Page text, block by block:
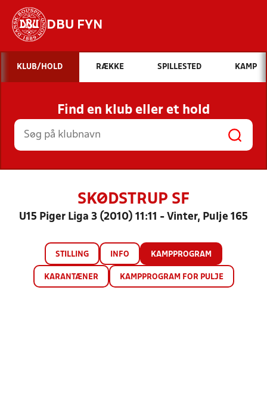
DBU FYN
Hvad vil du søge efter?
INDHOLD OG NYHEDER
STILLINGER, RESULTATER, KLUBBER OG
HOLD
KLUB/HOLD RÆKKE SPILLESTED KAMP
Find en klub eller et hold
SKØDSTRUP SF
U15 Piger Liga 3 (2010) 11:11 - Vinter, Pulje 165
STILLING INFO KAMPPROGRAM
KARANTÆNER KAMPPROGRAM FOR PULJE